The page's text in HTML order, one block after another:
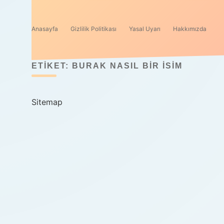
Anasayfa Gizlilik Politikası Yasal Uyarı Hakkımızda
ETIKET: BURAK NASIL BIR ISIM
Sitemap